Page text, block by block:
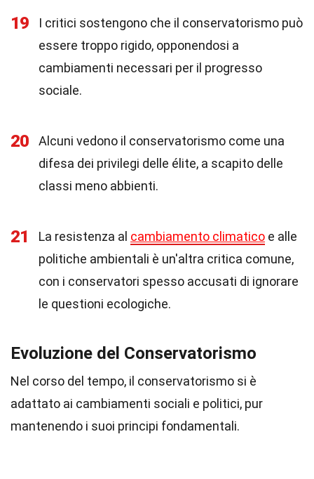
19
I critici sostengono che il conservatorismo può
essere troppo rigido, opponendosi a
cambiamenti necessari per il progresso
sociale.
20
Alcuni vedono il conservatorismo come una
difesa dei privilegi delle élite, a scapito delle
classi meno abbienti.
21 La resistenza al cambiamento climatico e alle
politiche ambientali è un'altra critica comune,
con i conservatori spesso accusati di ignorare
le questioni ecologiche.
Evoluzione del Conservatorismo
Nel corso del tempo, il conservatorismo si è
adattato ai cambiamenti sociali e politici, pur
mantenendo i suoi principi fondamentali.